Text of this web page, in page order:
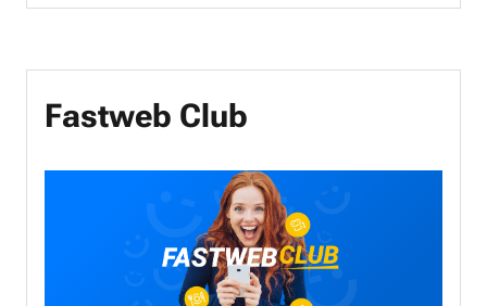
Fastweb Club